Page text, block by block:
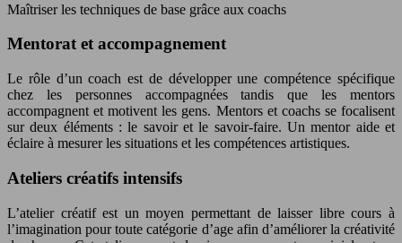
Maîtriser les techniques de base grâce aux coachs
Mentorat et accompagnement
Le rôle d’un coach est de développer une compétence spécifique
chez les personnes accompagnées tandis que les mentors
accompagnent et motivent les gens. Mentors et coachs se focalisent
sur deux éléments : le savoir et le savoir-faire. Un mentor aide et
éclaire à mesurer les situations et les compétences artistiques.
Ateliers créatifs intensifs
L’atelier créatif est un moyen permettant de laisser libre cours à
l’imagination pour toute catégorie d’age afin d’améliorer la créativité